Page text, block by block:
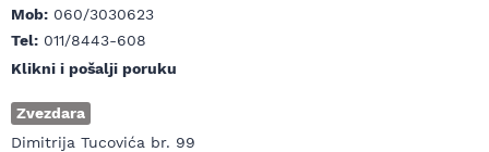
Mob: 060/3030623
Tel: 011/8443-608
Klikni i pošalji poruku
Zvezdara
Dimitrija Tucovića br. 99